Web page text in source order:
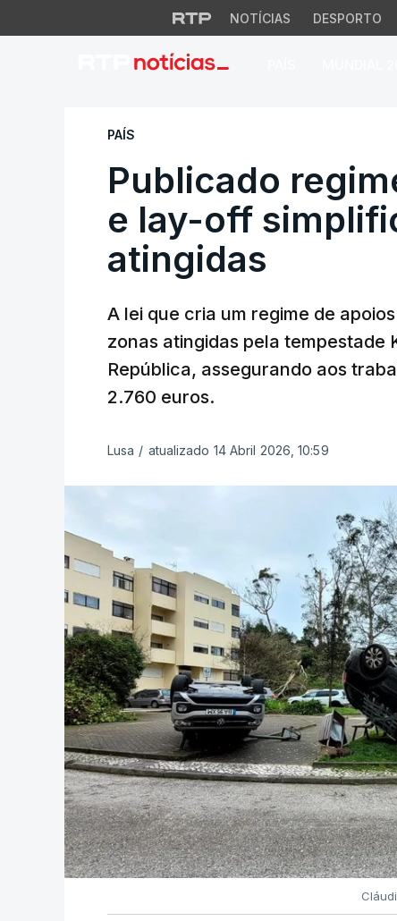
NOTÍCIAS DESPORTO
Publicado
PAÍS
Publicado
e lay-off
atingidas
A lei que cria um regime de
zonas atingidas pela tempestade
República, assegurando aos
2.760 euros.
Lusa / atualizado 14 Abril 2026, 10:59